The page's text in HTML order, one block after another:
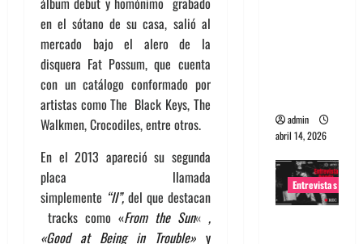
en el sótano de su casa, salió al
mercado bajo el alero de la
disquera Fat Possum, que cuenta
con un catálogo conformado por
artistas como The Black Keys, The
Walkmen, Crocodiles, entre otros.
En el 2013 apareció su segunda
placa llamada
simplemente “II”,del que destacan
tracks como «From the Sun«,
«Good at Being in Trouble»y
admin
abril 14, 2026
Entrevistas